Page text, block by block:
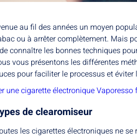
au fil des années un moyen
ou à arrêter complètement. Mais
connaître les bonnes techniques
vous présentons les différentes
pour faciliter le processus et
une cigarette électronique Vaporesso
de clearomiseur
les cigarettes électroniques ne